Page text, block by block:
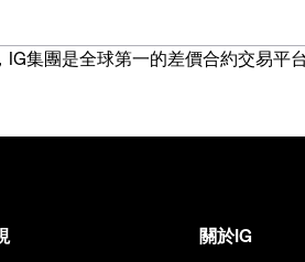
集團是全球第一的差價合約交易平
關於IG